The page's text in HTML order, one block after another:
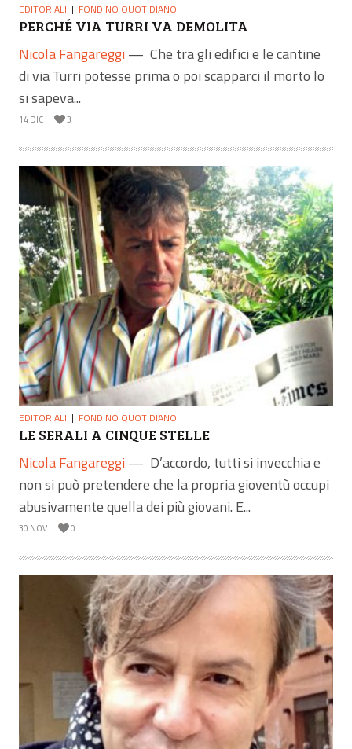
EDITORIALI FONDINO QUOTIDIANO
PERCHÉ VIA TURRI VA DEMOLITA
Nicola Fangareggi — Che tra gli edifici e le cantine
di via Turri potesse prima o poi scapparci il morto lo
si sapeva...
14 DIC 3
EDITORIALI FONDINO QUOTIDIANO
LE SERALI A CINQUE STELLE
Nicola Fangareggi — D’accordo, tutti si invecchia e
non si può pretendere che la propria gioventù occupi
abusivamente quella dei più giovani. E...
30 NOV 0